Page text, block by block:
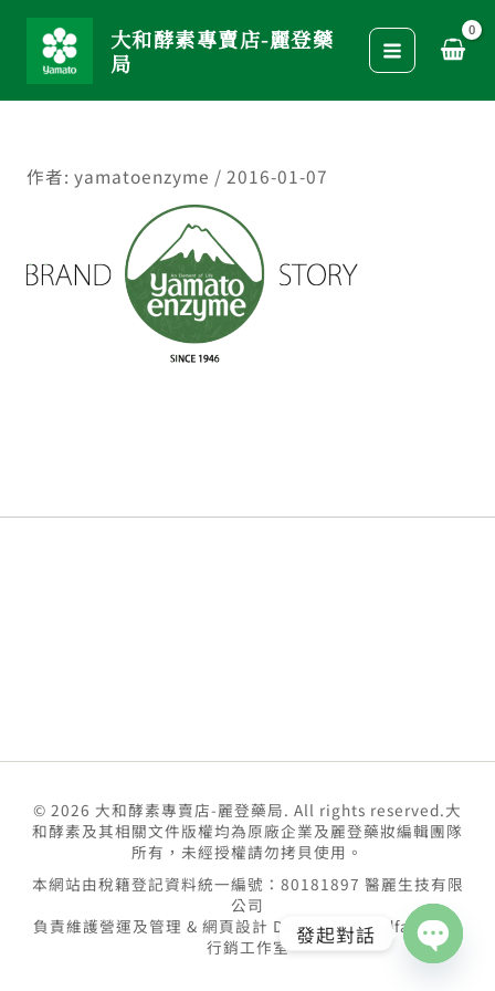
要
大和酵素專賣店-麗登藥
局
作者: yamatoenzyme / 2016-01-07
© 2026 大和酵素專賣店-麗登藥局. All rights reserved.大
和酵素及其相關文件版權均為原廠企業及麗登藥妝編輯團隊
所有，未經授權請勿拷貝使用。
本網站由稅籍登記資料統一編號：80181897 醫麗生技有限
公司
負責維護營運及管理 & 網頁設計 Design bygoodface數位
行銷工作室 發起對話
Open